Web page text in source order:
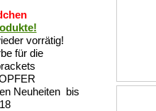
vorrätig!
für die
Neuheiten bis